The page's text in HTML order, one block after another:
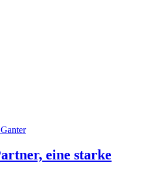
eine starke